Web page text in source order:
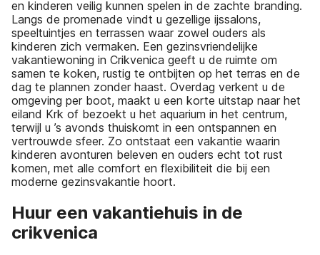
en kinderen veilig kunnen spelen in de zachte branding.
Langs de promenade vindt u gezellige ijssalons,
speeltuintjes en terrassen waar zowel ouders als
kinderen zich vermaken. Een gezinsvriendelijke
vakantiewoning in Crikvenica geeft u de ruimte om
samen te koken, rustig te ontbijten op het terras en de
dag te plannen zonder haast. Overdag verkent u de
omgeving per boot, maakt u een korte uitstap naar het
eiland Krk of bezoekt u het aquarium in het centrum,
terwijl u ’s avonds thuiskomt in een ontspannen en
vertrouwde sfeer. Zo ontstaat een vakantie waarin
kinderen avonturen beleven en ouders echt tot rust
komen, met alle comfort en flexibiliteit die bij een
moderne gezinsvakantie hoort.
Huur een vakantiehuis in de
crikvenica